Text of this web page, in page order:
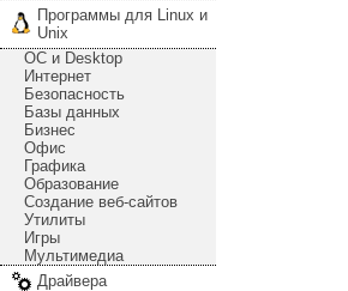
Программы для Linux и
Unix
ОС и Desktop
Интернет
Безопасность
Базы данных
Бизнес
Офис
Графика
Образование
Создание веб-сайтов
Утилиты
Игры
Мультимедиа
Драйвера